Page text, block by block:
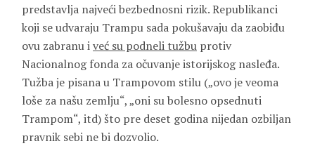
predstavlja najveći bezbednosni rizik. Republikanci
koji se udvaraju Trampu sada pokušavaju da zaobiđu
ovu zabranu iveć su podneli tužbu protiv
Nacionalnog fonda za očuvanje istorijskog nasleđa.
Tužba je pisana u Trampovom stilu („ovo je veoma
loše za našu zemlju“, „oni su bolesno opsednuti
Trampom“, itd) što pre deset godina nijedan ozbiljan
pravnik sebi ne bi dozvolio.